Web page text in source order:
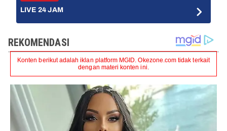
LIVE 24 JAM